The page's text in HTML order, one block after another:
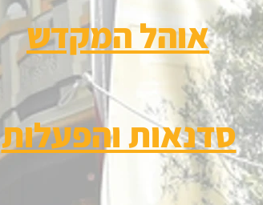
אוהל המקדש
סדנאות והפעלות